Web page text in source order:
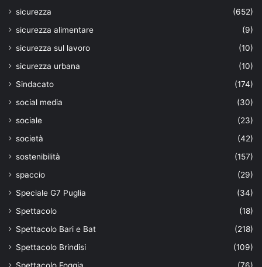
sicurezza
(652)
sicurezza alimentare
(9)
sicurezza sul lavoro
(10)
sicurezza urbana
(10)
Sindacato
(174)
social media
(30)
sociale
(23)
società
(42)
sostenibilità
(157)
spaccio
(29)
Speciale G7 Puglia
(34)
Spettacolo
(18)
Spettacolo Bari e Bat
(218)
Spettacolo Brindisi
(109)